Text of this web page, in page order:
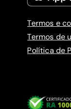
Termos e
Termos de
Política de